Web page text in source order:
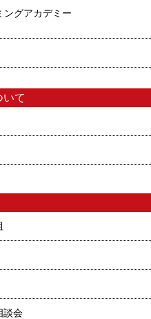
ングアカデミー
いて
談会